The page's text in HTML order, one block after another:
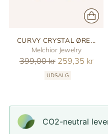
CURVY CRYSTAL ØRE...
Melchior Jewelry
Reguler
399,00 kr 259,35 kr
UDSALG
CO2-neutral